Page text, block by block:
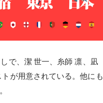
で、潔 世一、糸師 凛、凪
が用意されている。他にも